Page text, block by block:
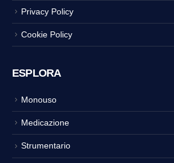
Privacy Policy
Cookie Policy
ESPLORA
Monouso
Medicazione
Strumentario